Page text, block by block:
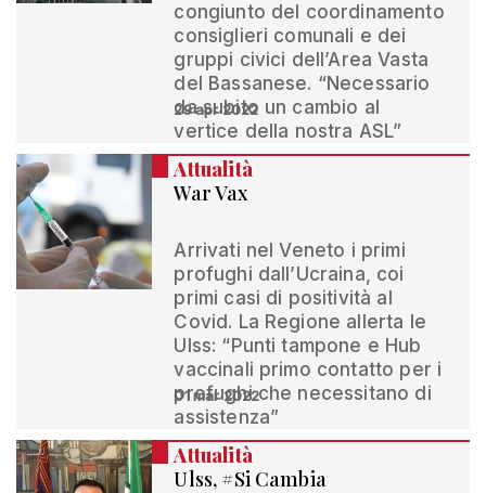
congiunto del coordinamento
consiglieri comunali e dei
gruppi civici dell’Area Vasta
del Bassanese. “Necessario
da subito un cambio al
vertice della nostra ASL”
29 apr 2022
Attualità
War Vax
Arrivati nel Veneto i primi
profughi dall’Ucraina, coi
primi casi di positività al
Covid. La Regione allerta le
Ulss: “Punti tampone e Hub
vaccinali primo contatto per i
profughi che necessitano di
assistenza”
01 mar 2022
Attualità
Ulss, #Si Cambia